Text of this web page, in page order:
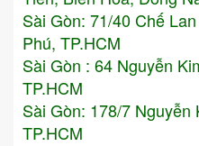
Sài Gòn: 71/40 Chế
Phú, TP.HCM
Sài Gòn : 64 Nguyễn
TP.HCM
Sài Gòn: 178/7
TP.HCM